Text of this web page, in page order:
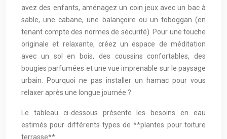
avez des enfants, aménagez un coin jeux avec un bac à
sable, une cabane, une balançoire ou un toboggan (en
tenant compte des normes de sécurité). Pour une touche
originale et relaxante, créez un espace de méditation
avec un sol en bois, des coussins confortables, des
bougies parfumées et une vue imprenable sur le paysage
urbain. Pourquoi ne pas installer un hamac pour vous
relaxer après une longue journée ?
Le tableau ci-dessous présente les besoins en eau
estimés pour différents types de **plantes pour toiture
terrasse**: